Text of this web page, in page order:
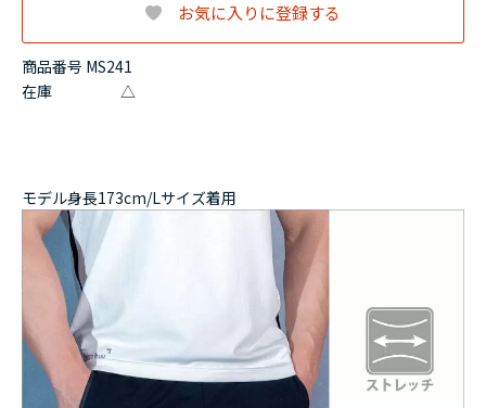
商品番号 MS241
在庫 △
お気に入りに登録する
モデル身長173cm/Lサイズ着用